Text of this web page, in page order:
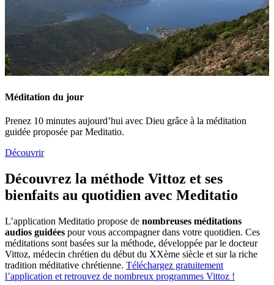
Méditation du jour
Prenez 10 minutes aujourd’hui avec Dieu grâce à la méditation
guidée proposée par Meditatio.
Découvrir
Découvrez la méthode Vittoz et ses
bienfaits au quotidien avec Meditatio
L’application Meditatio propose de nombreuses méditations
audios guidées pour vous accompagner dans votre quotidien. Ces
méditations sont basées sur la méthode, développée par le docteur
Vittoz, médecin chrétien du début du XXème siècle et sur la riche
tradition méditative chrétienne. Téléchargez gratuitement
l’application et retrouvez de nombreux programmes Vittoz !